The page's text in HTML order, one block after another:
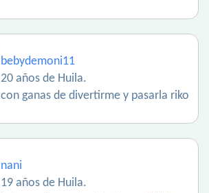
bebydemoni11
20 años de Huila.
con ganas de divertirme y pasarla riko
nani
19 años de Huila.